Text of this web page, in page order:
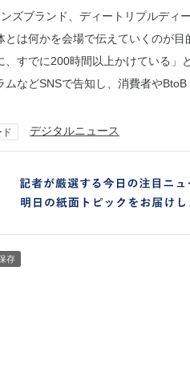
ズブランド、ディートリプルディ
とは何かを会場で伝えていくのが
、すでに200時間以上かけている」
ムなどSNSで告知し、消費者や
ド デジタルニュース
存